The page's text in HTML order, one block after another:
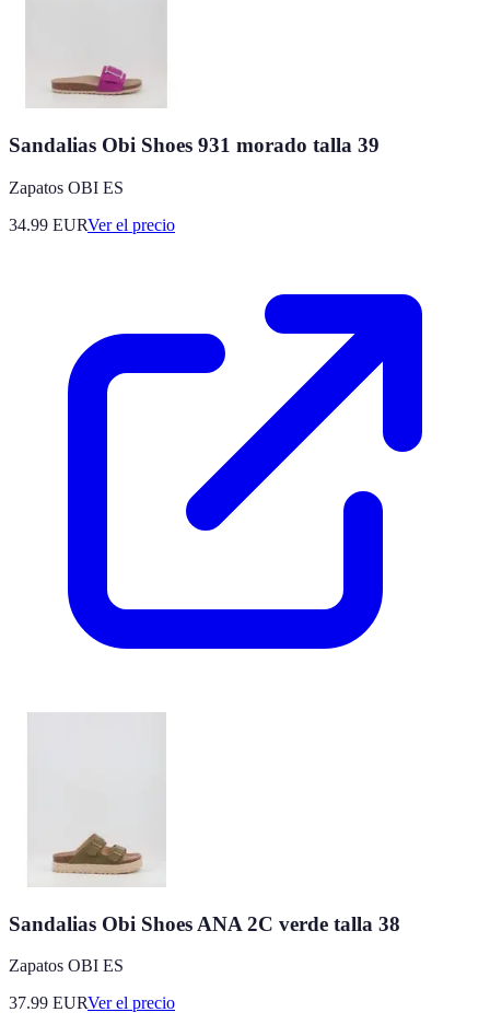
Sandalias Obi Shoes 931 morado talla 39
Zapatos OBI ES
34.99 EURVer el precio
Sandalias Obi Shoes ANA 2C verde talla 38
Zapatos OBI ES
37.99 EURVer el precio